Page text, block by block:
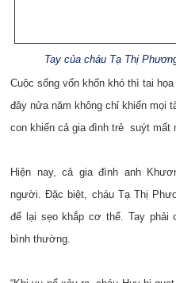
Tay của cháu Tạ Thị
Cuộc sống vốn khốn khó thì tai
đây nửa năm không chỉ khiến mọi
con khiến cả gia đình trẻ suýt mất
Hiện nay, cả gia đình anh
người. Đặc biệt, cháu Tạ Thị
để lại sẹo khắp cơ thể. Tay phải
bình thường.